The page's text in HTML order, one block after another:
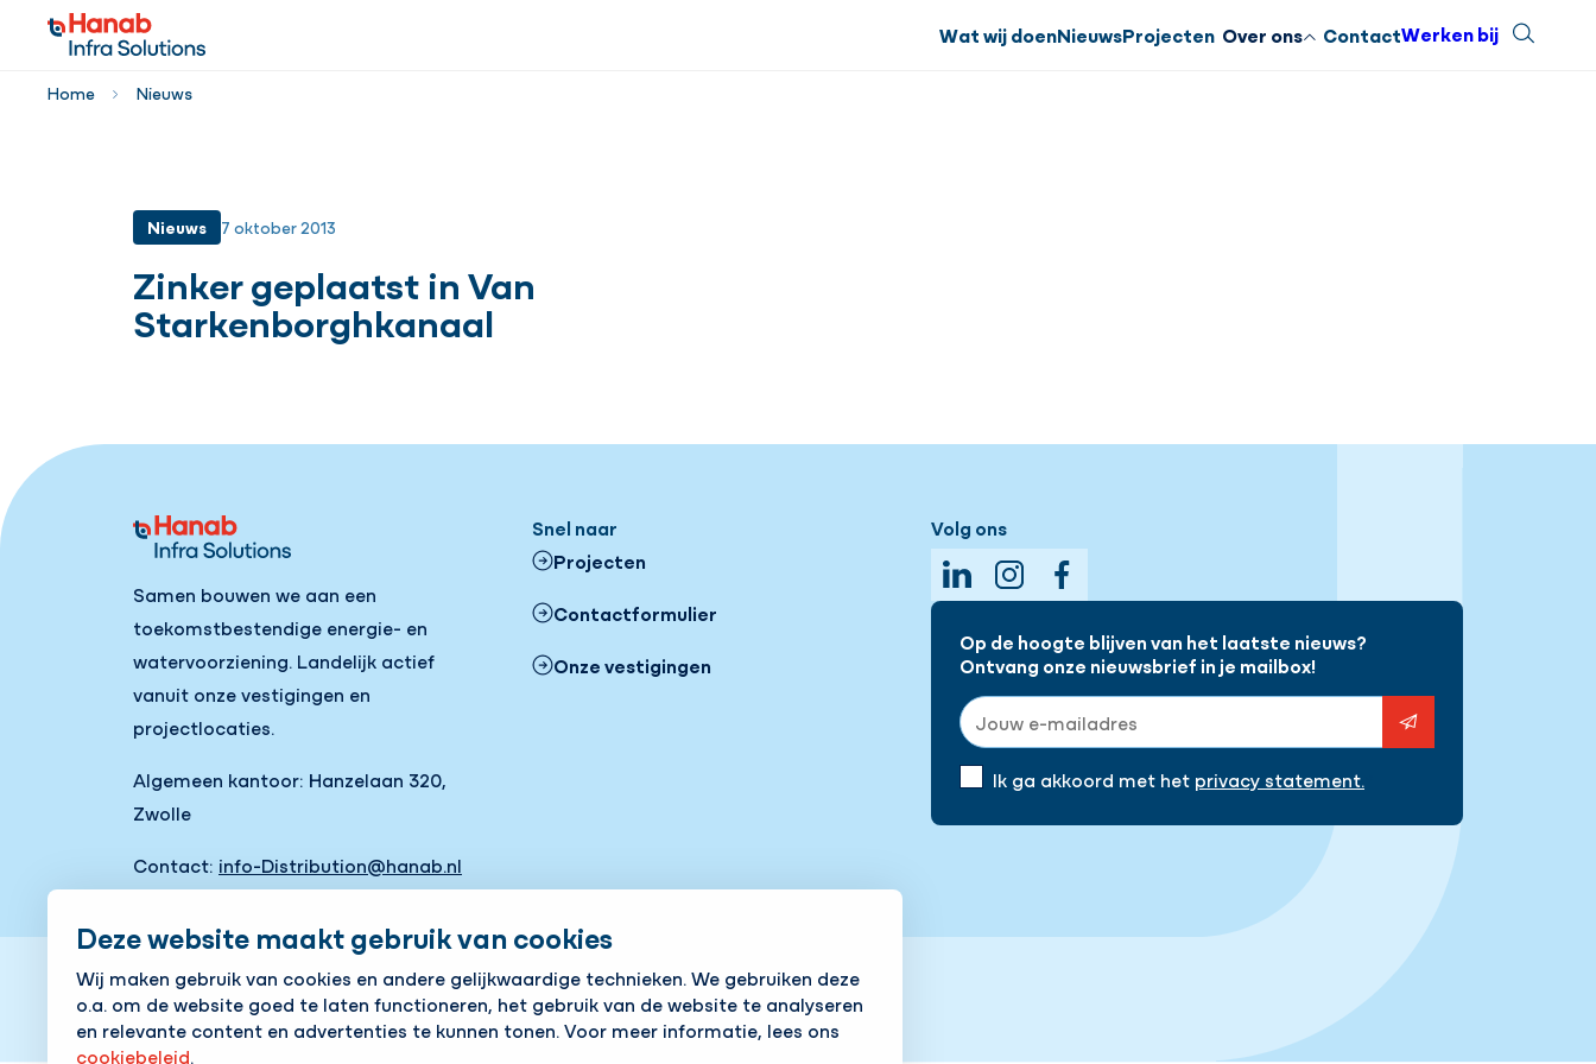
Deze website maakt gebruik van cookies
Wij maken gebruik van cookies en andere gelijkwaardige technieken. We gebruiken deze
o.a. om de website goed te laten functioneren, het gebruik van de website te analyseren
en relevante content en advertenties te kunnen tonen. Voor meer informatie, lees ons
cookiebeleid.
Wat wij doenNieuwsProjecten Over ons ContactWerken bij Zoeken
Home Nieuws
Nieuws 7 oktober 2013
Zinker geplaatst in Van
Starkenborghkanaal
Samen bouwen we aan een
toekomstbestendige energie- en
watervoorziening. Landelijk actief
vanuit onze vestigingen en
projectlocaties.
Algemeen kantoor: Hanzelaan 320,
Zwolle
Contact: info-Distribution@hanab.nl
Snel naar
Projecten
Contactformulier
Onze vestigingen
Volg ons
LinkedInInstagramFacebook
Op de hoogte blijven van het laatste nieuws?
Ontvang onze nieuwsbrief in je mailbox!
E-mailadres
Ik ga akkoord met het privacy statement.
Cookies aanpassenCookie beleid Privacy policyResponsible disclosure
Sluiten